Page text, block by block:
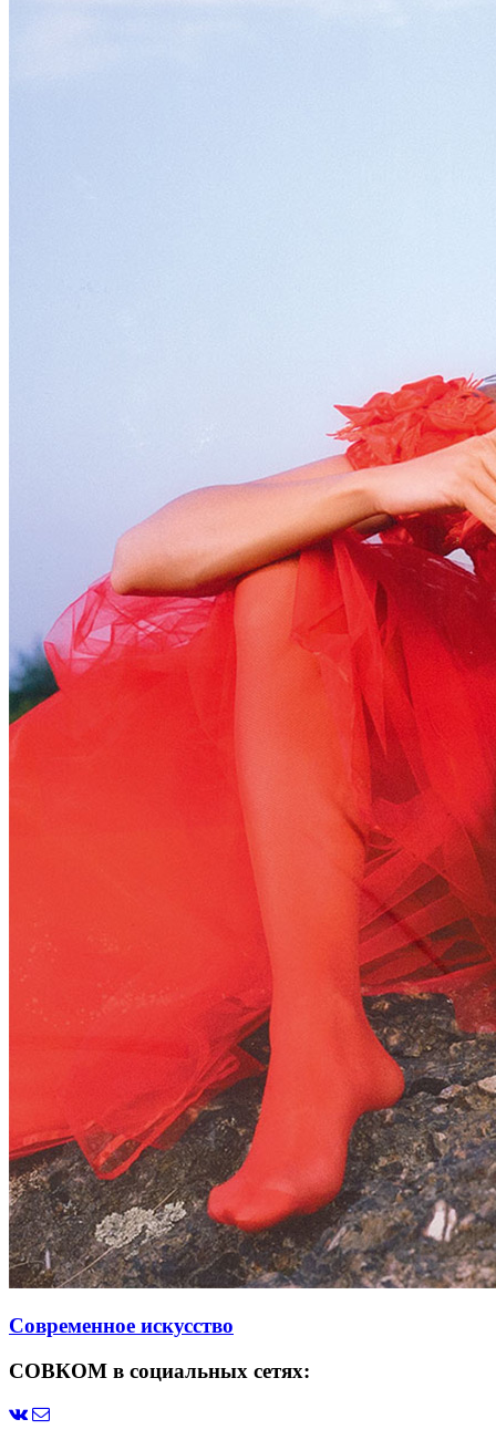
Современное искусство
СОВКОМ в социальных сетях: